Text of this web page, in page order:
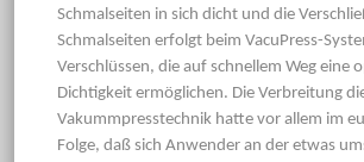
Schmalseiten in sich dicht und die
Schmalseiten erfolgt beim VacuPress-
Verschlüssen, die auf schnellem Weg eine
Dichtigkeit ermöglichen. Die Verbreitung
Vakummpresstechnik hatte vor allem im
Folge, daß sich Anwender an der etwas